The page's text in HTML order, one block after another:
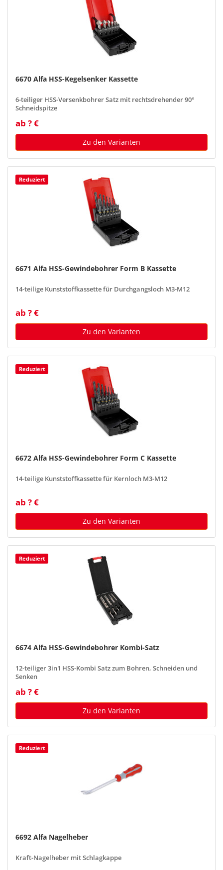
6670 Alfa HSS-Kegelsenker Kassette
6-teiliger HSS-Versenkbohrer Satz mit rechtsdrehender 90°
Schneidspitze
ab ? €
Zu den Varianten
Reduziert
6671 Alfa HSS-Gewindebohrer Form B Kassette
14-teilige Kunststoffkassette für Durchgangsloch M3-M12
ab ? €
Zu den Varianten
Reduziert
6672 Alfa HSS-Gewindebohrer Form C Kassette
14-teilige Kunststoffkassette für Kernloch M3-M12
ab ? €
Zu den Varianten
Reduziert
6674 Alfa HSS-Gewindebohrer Kombi-Satz
12-teiliger 3in1 HSS-Kombi Satz zum Bohren, Schneiden und
Senken
ab ? €
Zu den Varianten
Reduziert
6692 Alfa Nagelheber
Kraft-Nagelheber mit Schlagkappe